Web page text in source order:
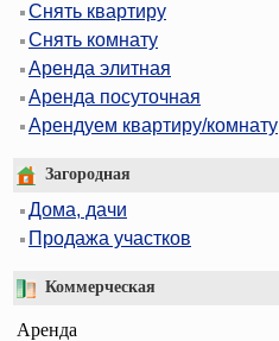
Снять квартиру
Снять комнату
Аренда элитная
Аренда посуточная
Арендуем квартиру/комнату
Загородная
Дома, дачи
Продажа участков
Коммерческая
Аренда